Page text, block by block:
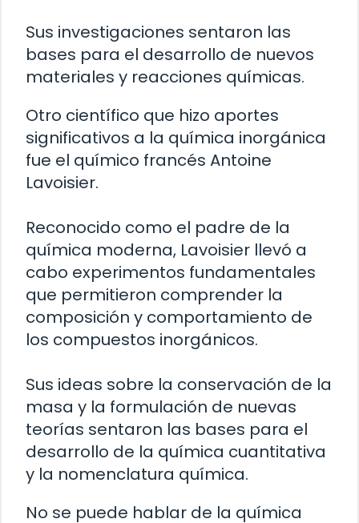
Sus investigaciones sentaron las
bases para el desarrollo de nuevos
materiales y reacciones químicas.
Otro científico que hizo aportes
significativos a la química inorgánica
fue el químico francés Antoine
Lavoisier.
Reconocido como el padre de la
química moderna, Lavoisier llevó a
cabo experimentos fundamentales
que permitieron comprender la
composición y comportamiento de
los compuestos inorgánicos.
Sus ideas sobre la conservación de la
masa y la formulación de nuevas
teorías sentaron las bases para el
desarrollo de la química cuantitativa
y la nomenclatura química.
No se puede hablar de la química